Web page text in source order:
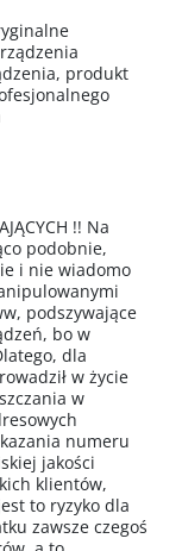
produkt
!! Na
podobnie,
i nie wiadomo
podszywające
bo w
dla
w życie
w
numeru
jakości
klientów,
to ryzyko dla
zawsze czegoś